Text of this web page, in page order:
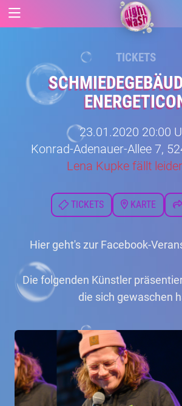
TICKETS
23.01.2020 20:00
Konrad-Adenauer-Allee 7,
Lena Kupke fällt
TICKETS KARTE
Hier geht's zur Facebook-
Die folgenden Künstler
die sich gewaschen